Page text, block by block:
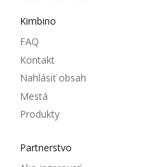
Kimbino
FAQ
Kontakt
Nahlásiť obsah
Mestá
Produkty
Partnerstvo